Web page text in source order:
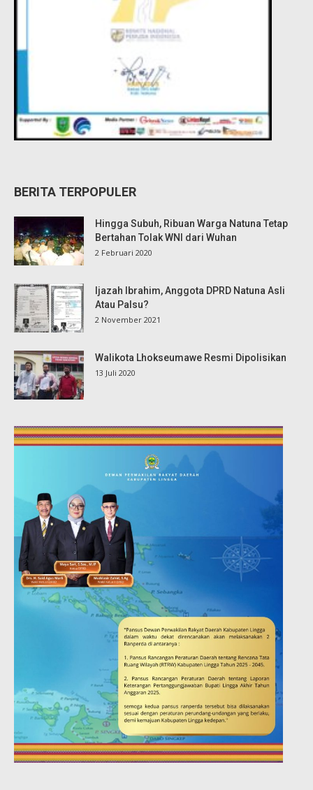
BERITA TERPOPULER
Hingga Subuh, Ribuan Warga Natuna Tetap
Bertahan Tolak WNI dari Wuhan
2 Februari 2020
Ijazah Ibrahim, Anggota DPRD Natuna Asli
Atau Palsu?
2 November 2021
Walikota Lhokseumawe Resmi Dipolisikan
13 Juli 2020